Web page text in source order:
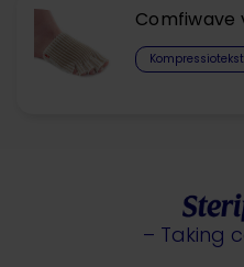
Comfiwave
– Taking